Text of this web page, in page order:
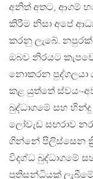
අනිත් අතට, ආගම්
කිරීම නිසා අපේ
කරනු ලැබේ.
ඔබව නිරයට
නොකරන පුද්ගලයා
කළ යුත්තේ ස්වයං-
බුද්ධාගමේ සහ
ලෝවැඩ සඟරාව
ගින්නේ පිලිස්සෙන
විදග්ධ බුද්ධාගමේ
ප‍්‍රතිසන්ධියක්